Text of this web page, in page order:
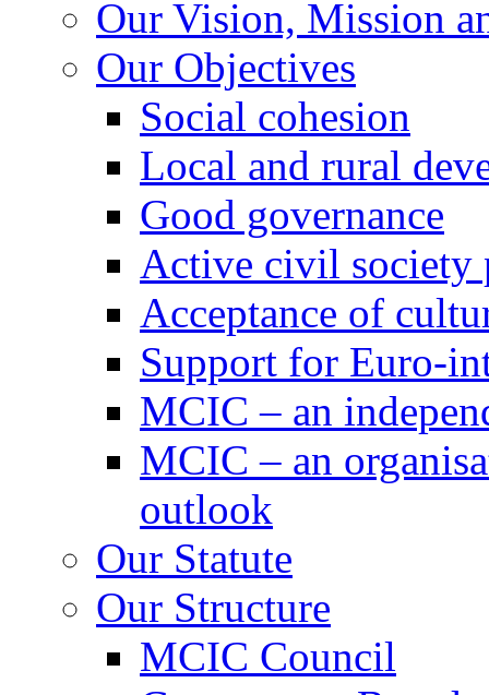
Our Vision, Mission
Our Objectives
Social cohesion
Local and rural
Good governance
Active civil society
Acceptance of
Support for Euro-
MCIC – an
MCIC – an
outlook
Our Statute
Our Structure
MCIC Council